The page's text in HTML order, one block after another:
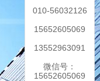
010-56032126
15652605069
13552963091
微信号：
15652605069